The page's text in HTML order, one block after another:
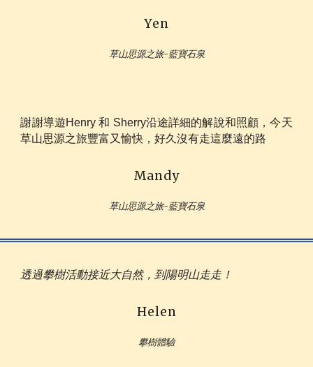
Yen
草山思源之旅-藍寶石泉
謝謝導遊Henry 和 Sherry沿途詳細的解說和照顧，今天
草山思源之旅豐富又愉快，好久沒有走這麼遠的路
Mandy
草山思源之旅-藍寶石泉
透過攀樹活動接近大自然，到陽明山走走！
Helen
攀樹體驗